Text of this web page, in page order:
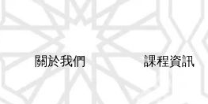
關於我們 課程資訊